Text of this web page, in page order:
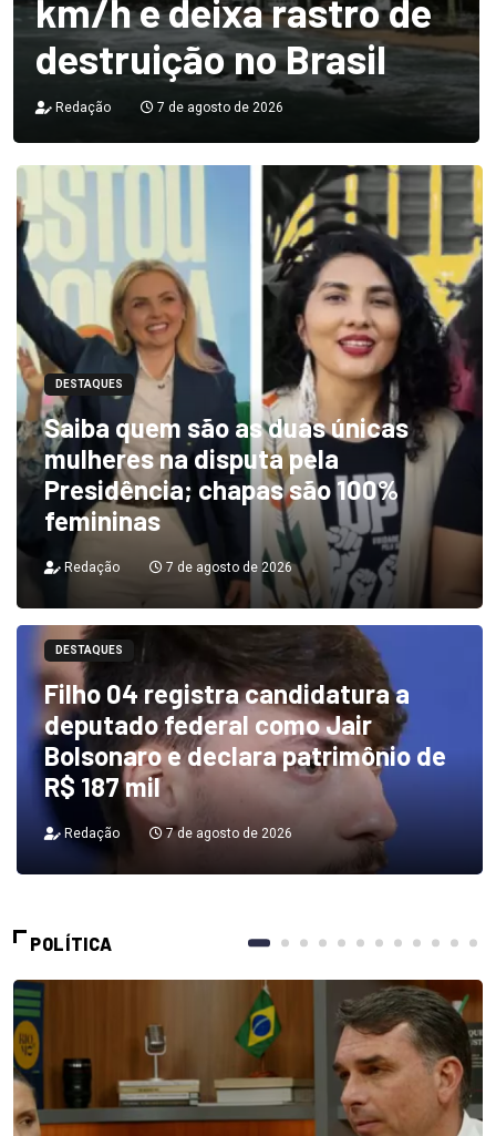
km/h e deixa rastro de
destruição no Brasil
Redação 7 de agosto de 2026
DESTAQUES
Saiba quem são as duas únicas
mulheres na disputa pela
Presidência; chapas são 100%
femininas
Redação 7 de agosto de 2026
DESTAQUES
Filho 04 registra candidatura a
deputado federal como Jair
Bolsonaro e declara patrimônio de
R$ 187 mil
Redação 7 de agosto de 2026
POLÍTICA